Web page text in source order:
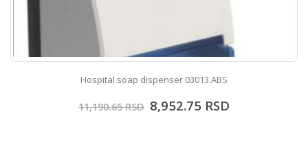
Hospital soap dispenser 03013.ABS
11,190.65RSD 8,952.75 RSD